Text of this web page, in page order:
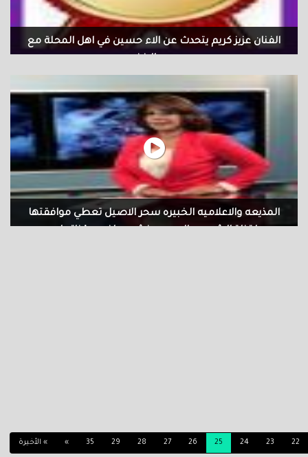
الفنان عزيز كريم يتحدث عن الاء حسين في اهل المحلة مع
المذيعه والاعلاميه الخبيره سحر الاصيل تعطي موافقتها
22
23
24
25
26
27
28
29
35
» » الأخيرة